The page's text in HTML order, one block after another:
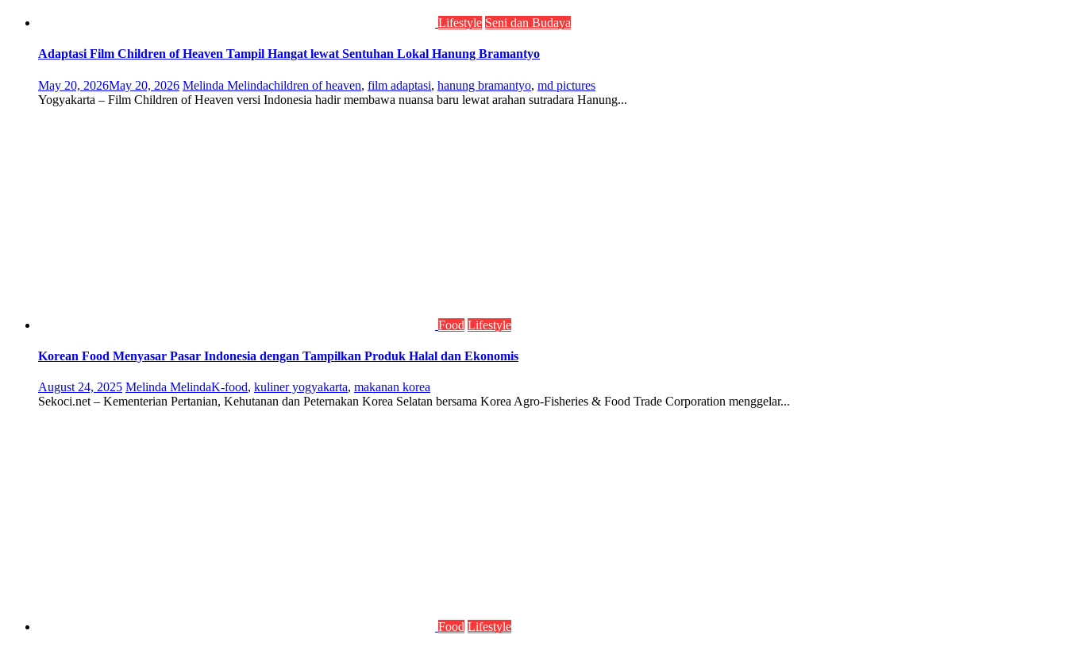
Lifestyle Seni dan Budaya
Adaptasi Film Children of Heaven Tampil Hangat lewat Sentuhan Lokal Hanung Bramantyo
May 20, 2026May 20, 2026 Melinda Melindachildren of heaven, film adaptasi, hanung bramantyo, md pictures
Yogyakarta – Film Children of Heaven versi Indonesia hadir membawa nuansa baru lewat arahan sutradara Hanung...
Food Lifestyle
Korean Food Menyasar Pasar Indonesia dengan Tampilkan Produk Halal dan Ekonomis
August 24, 2025 Melinda MelindaK-food, kuliner yogyakarta, makanan korea
Sekoci.net – Kementerian Pertanian, Kehutanan dan Peternakan Korea Selatan bersama Korea Agro-Fisheries & Food Trade Corporation menggelar...
Food Lifestyle